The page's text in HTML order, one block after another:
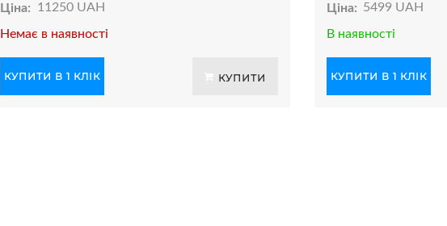
Ціна:
11250 UAH
Немає в наявності
КУПИТИ В 1 КЛІК КУПИТИ
Ціна: 5499 UAH
В наявності
КУПИТИ В 1 КЛІК